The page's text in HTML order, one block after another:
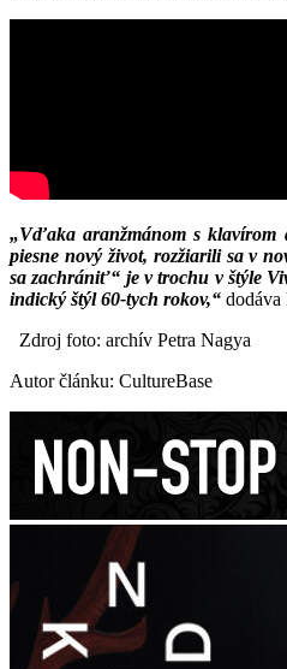
„Vďaka aranžmánom s klavírom
piesne nový život, rozžiarili sa v
sa zachrániť“ je v trochu v štýle
indický štýl 60-tych rokov,“ dodáva
Zdroj foto: archív Petra Nagya
Autor článku: CultureBase